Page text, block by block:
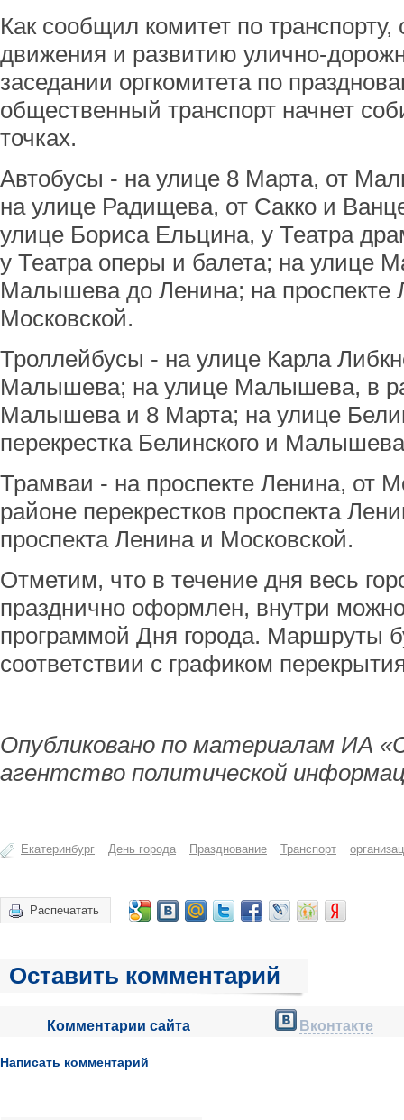
Как сообщил комитет по транспорту,
движения и развитию улично-
заседании оргкомитета по
общественный транспорт начнет
точках.
Автобусы - на улице 8 Марта, от
на улице Радищева, от Сакко и
улице Бориса Ельцина, у Театра
у Театра оперы и балета; на улице
Малышева до Ленина; на проспекте
Московской.
Троллейбусы - на улице Карла
Малышева; на улице Малышева, в
Малышева и 8 Марта; на улице
перекрестка Белинского и
Трамваи - на проспекте Ленина, от
районе перекрестков проспекта
проспекта Ленина и Московской.
Отметим, что в течение дня весь
празднично оформлен, внутри
программой Дня города. Маршруты
соответствии с графиком
Опубликовано по материалам ИА
агентство политической
Екатеринбург День города Празднование Транспорт
Распечатать
Оставить комментарий
Комментарии сайта Вконтакте
Написать комментарий